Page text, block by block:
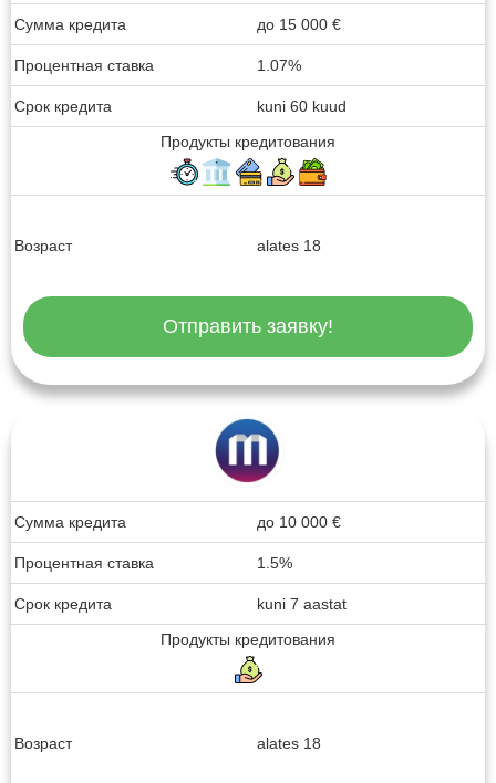
Сумма кредита до 15 000 €
Процентная ставка 1.07%
Срок кредита
kuni 60 kuud
Продукты кредитования
Возраст alates 18
Отправить заявку!
Сумма кредита до 10 000 €
Процентная ставка 1.5%
Срок кредита
kuni 7 aastat
Продукты кредитования
Возраст alates 18